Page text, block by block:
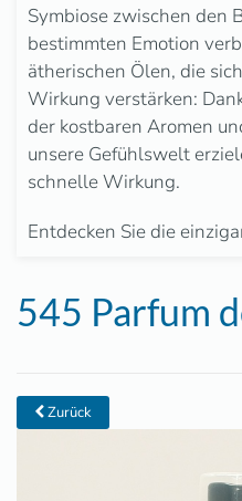
Symbiose zwischen den
bestimmten Emotion
ätherischen Ölen, die
Wirkung verstärken:
der kostbaren Aromen
unsere Gefühlswelt
schnelle Wirkung.
Entdecken Sie die
545 Parfum
Zurück